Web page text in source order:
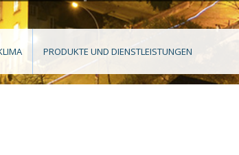
PRODUKTE UND DIENSTLEISTUNGEN